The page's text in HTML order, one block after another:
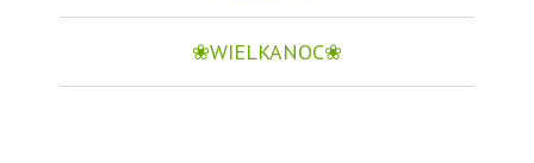
❀WIELKANOC❀